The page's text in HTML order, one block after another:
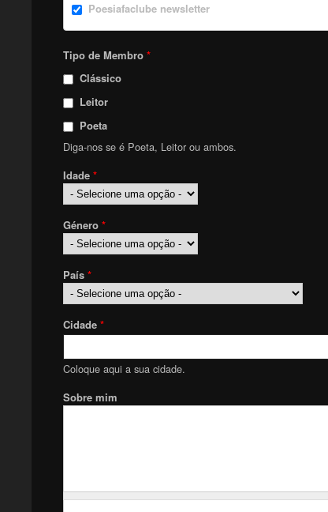
Poesiafaclube newsletter
Tipo de Membro *
Clássico
Leitor
Poeta
Diga-nos se é Poeta, Leitor ou ambos.
Idade *
Género *
País *
Cidade *
Coloque aqui a sua cidade.
Sobre mim